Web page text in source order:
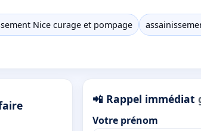
Nice curage et pompage
📲 Rappel immédiat
Votre prénom